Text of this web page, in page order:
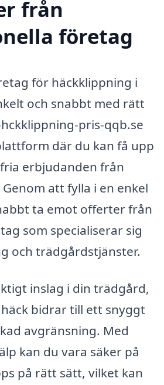
från
företag
för häckklippning i
och snabbt med rätt
pris-qqb.se
där du kan få upp
erbjudanden från
att fylla i en enkel
ta emot offerter från
som specialiserar sig
och trädgårdstjänster.
inslag i din trädgård,
bidrar till ett snyggt
avgränsning. Med
kan du vara säker på
på rätt sätt, vilket kan